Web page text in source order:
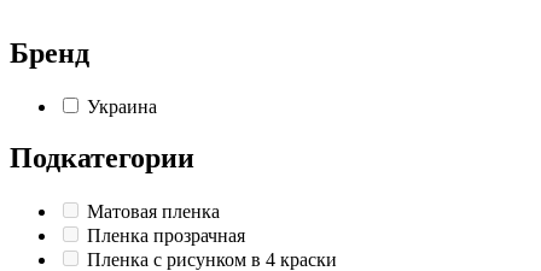
Бренд
Украина
Подкатегории
Матовая пленка
Пленка прозрачная
Пленка с рисунком в 4 краски